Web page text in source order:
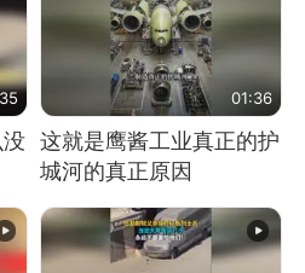
01:36
这就是鹰酱工业真正的护
城河的真正原因